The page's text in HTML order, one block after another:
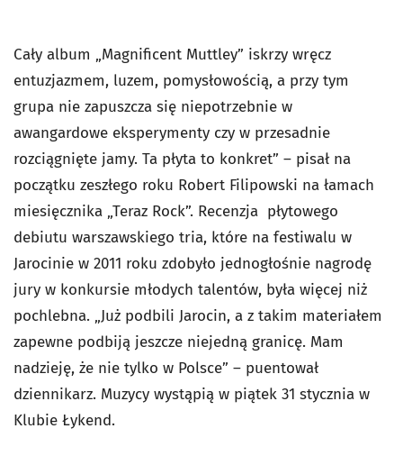
Cały album „Magnificent Muttley” iskrzy wręcz
entuzjazmem, luzem, pomysłowością, a przy tym
grupa nie zapuszcza się niepotrzebnie w
awangardowe eksperymenty czy w przesadnie
rozciągnięte jamy. Ta płyta to konkret” – pisał na
początku zeszłego roku Robert Filipowski na łamach
miesięcznika „Teraz Rock”. Recenzja płytowego
debiutu warszawskiego tria, które na festiwalu w
Jarocinie w 2011 roku zdobyło jednogłośnie nagrodę
jury w konkursie młodych talentów, była więcej niż
pochlebna. „Już podbili Jarocin, a z takim materiałem
zapewne podbiją jeszcze niejedną granicę. Mam
nadzieję, że nie tylko w Polsce” – puentował
dziennikarz. Muzycy wystąpią w piątek 31 stycznia w
Klubie Łykend.